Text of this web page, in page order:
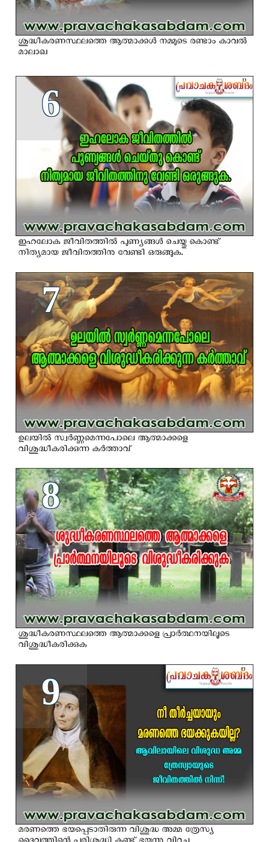
ശുദ്ധീകരണസ്ഥലത്തെ ആത്മാക്കള്‍ നമ്മുടെ രണ്ടാം കാവല്‍
മാലാഖ
6
ഇഹലോക ജീവിതത്തില്‍ പുണ്യങ്ങള്‍ ചെയ്തു കൊണ്ട്
നിത്യമായ ജീവിതത്തിനു വേണ്ടി ഒരുങ്ങുക.
7
ഉലയില്‍ സ്വര്‍ണ്ണമെന്നപോലെ ആത്മാക്കളെ
വിശുദ്ധീകരിക്കുന്ന കര്‍ത്താവ്
8
ശുദ്ധീകരണസ്ഥലത്തെ ആത്മാക്കളെ പ്രാര്‍ത്ഥനയിലൂടെ
വിശുദ്ധീകരിക്കുക
9
മരണത്തെ ഭയപ്പെടാതിരുന്ന വിശുദ്ധ അമ്മ ത്രേസ്യ